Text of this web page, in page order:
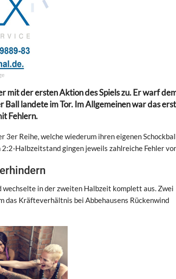
der ersten Aktion des Spiels zu. Er warf
landete im Tor. Im Allgemeinen war das
Fehlern.
3er Reihe, welche wiederum ihren eigenen
Halbzeitstand gingen jeweils zahlreiche Fehler
in der zweiten Halbzeit komplett aus. Zwei
das Kräfteverhältnis bei Abbehausens Rückenwind